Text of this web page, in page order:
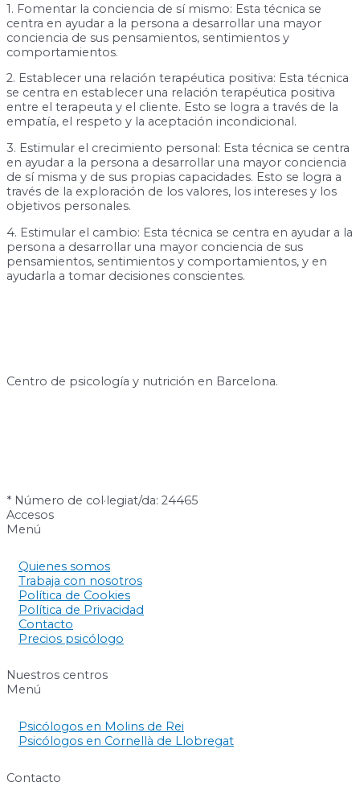
1. Fomentar la conciencia de sí mismo: Esta técnica se
centra en ayudar a la persona a desarrollar una mayor
conciencia de sus pensamientos, sentimientos y
comportamientos.
2. Establecer una relación terapéutica positiva: Esta técnica
se centra en establecer una relación terapéutica positiva
entre el terapeuta y el cliente. Esto se logra a través de la
empatía, el respeto y la aceptación incondicional.
3. Estimular el crecimiento personal: Esta técnica se centra
en ayudar a la persona a desarrollar una mayor conciencia
de sí misma y de sus propias capacidades. Esto se logra a
través de la exploración de los valores, los intereses y los
objetivos personales.
4. Estimular el cambio: Esta técnica se centra en ayudar a la
persona a desarrollar una mayor conciencia de sus
pensamientos, sentimientos y comportamientos, y en
ayudarla a tomar decisiones conscientes.
Centro de psicología y nutrición en Barcelona.
* Número de col·legiat/da: 24465
Accesos
Menú
Quienes somos
Trabaja con nosotros
Política de Cookies
Política de Privacidad
Contacto
Precios psicólogo
Nuestros centros
Menú
Psicólogos en Molins de Rei
Psicólogos en Cornellà de Llobregat
Contacto